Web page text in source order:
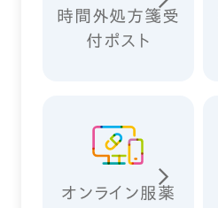
時間外処方箋受
付ポスト
オンライン服薬